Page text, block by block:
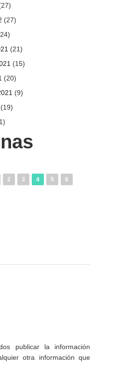
(27)
(21)
(15)
(20)
(9)
(19)
2 3 4 5 6
publicar la información
otra información que